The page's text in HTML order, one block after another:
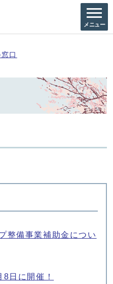
メニュー
口
整備事業補助金につい
8日に開催！